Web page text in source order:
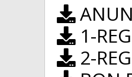
1-
2-